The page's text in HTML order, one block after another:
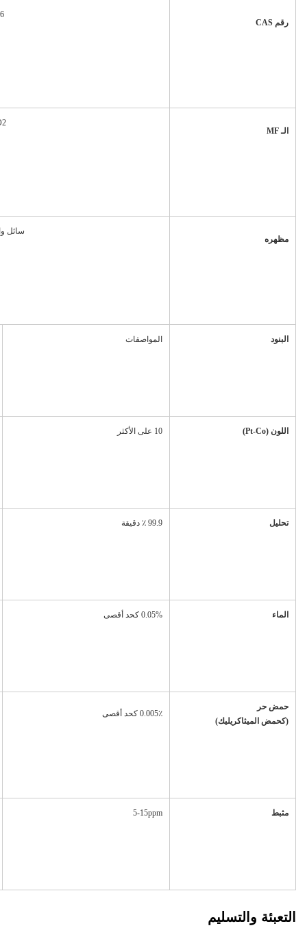
رقم CAS
الـ MF
مظهره
سائل
البنود المواصفات
اللون (Pt-Co) 10 على الأكثر
تحليل 99.9 ٪ دقيقة
الماء 0.05% كحد أقصى
حمض حر
(كحمض الميثاكريليك)
0.005٪ كحد أقصى
مثبط 5-15ppm
التعبئة والتسليم